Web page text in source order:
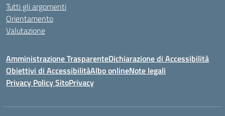
Tutti gli argomenti
Orientamento
Valutazione
Amministrazione TrasparenteDichiarazione di Accessibilità
Obiettivi di AccessibilitàAlbo onlineNote legali
Privacy Policy SitoPrivacy